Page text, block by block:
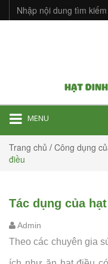
MENU
Trang chủ / Công dụng
điều
Tác dụng của
Admin
Theo các chuyên gia